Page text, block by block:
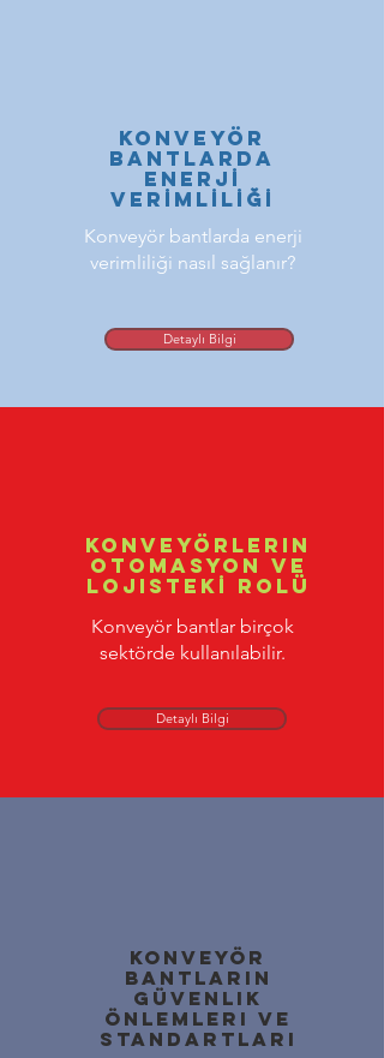
KONVEYÖR
bANTLARDA
ENERJİ
VERİMLİLİĞİ
Konveyör bantlarda enerji
verimliliği nasıl sağlanır?
Detaylı Bilgi
Konveyörlerin
Otomasyon ve
Lojistekİ Rolü
Konveyör bantlar birçok
sektörde kullanılabilir.
Detaylı Bilgi
Konveyör
bantların
güvenlik
önlemleri ve
standartları